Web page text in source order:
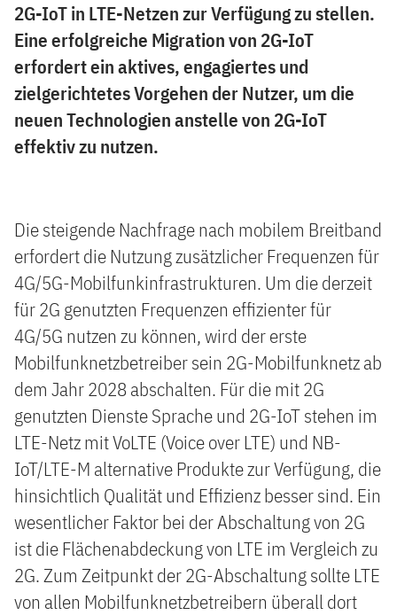
2G-IoT in LTE-Netzen zur Verfügung zu stellen.
Eine erfolgreiche Migration von 2G-IoT
erfordert ein aktives, engagiertes und
zielgerichtetes Vorgehen der Nutzer, um die
neuen Technologien anstelle von 2G-IoT
effektiv zu nutzen.
Die steigende Nachfrage nach mobilem Breitband
erfordert die Nutzung zusätzlicher Frequenzen für
4G/5G-Mobilfunkinfrastrukturen. Um die derzeit
für 2G genutzten Frequenzen effizienter für
4G/5G nutzen zu können, wird der erste
Mobilfunknetzbetreiber sein 2G-Mobilfunknetz ab
dem Jahr 2028 abschalten. Für die mit 2G
genutzten Dienste Sprache und 2G-IoT stehen im
LTE-Netz mit VoLTE (Voice over LTE) und NB-
IoT/LTE-M alternative Produkte zur Verfügung, die
hinsichtlich Qualität und Effizienz besser sind. Ein
wesentlicher Faktor bei der Abschaltung von 2G
ist die Flächenabdeckung von LTE im Vergleich zu
2G. Zum Zeitpunkt der 2G-Abschaltung sollte LTE
von allen Mobilfunknetzbetreibern überall dort